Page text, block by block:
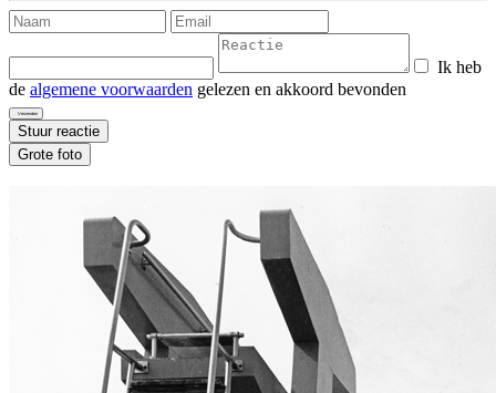
Ik heb
de algemene voorwaarden gelezen en akkoord bevonden